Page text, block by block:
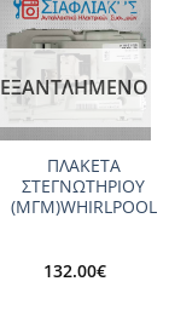
Add to
wishlist
ΕΞΑΝΤΛΗΜΈΝΟ
ΠΛΑΚΕΤΑ
ΣΤΕΓΝΩΤΗΡΙΟΥ
(ΜΓΜ)WHIRLPOOL
132.00€